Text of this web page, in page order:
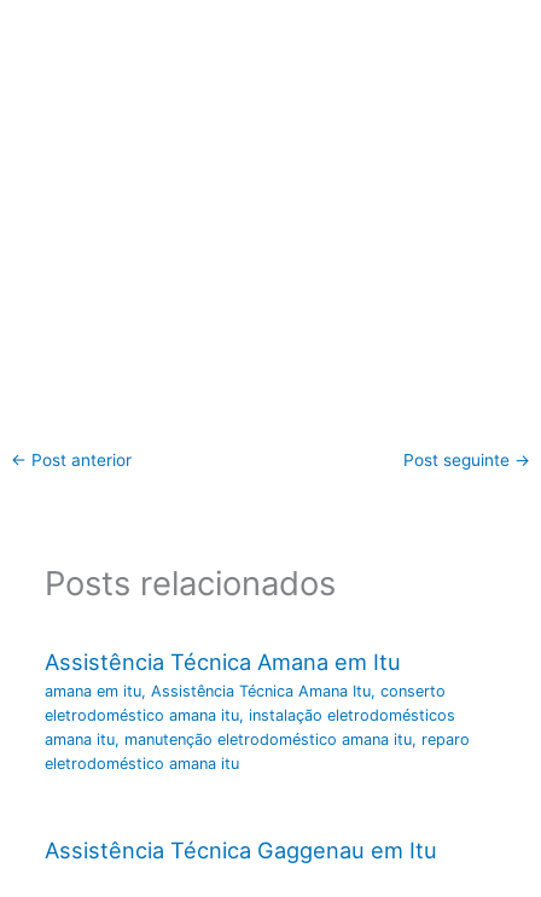
← Post anterior Post seguinte →
Posts relacionados
Assistência Técnica Amana em Itu
amana em itu, Assistência Técnica Amana Itu, conserto
eletrodoméstico amana itu, instalação eletrodomésticos
amana itu, manutenção eletrodoméstico amana itu, reparo
eletrodoméstico amana itu
Assistência Técnica Gaggenau em Itu